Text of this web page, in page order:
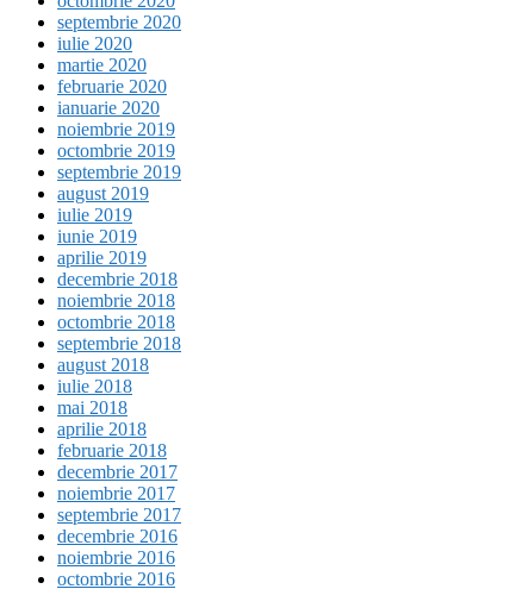
septembrie 2020
iulie 2020
martie 2020
februarie 2020
ianuarie 2020
noiembrie 2019
octombrie 2019
septembrie 2019
august 2019
iulie 2019
iunie 2019
aprilie 2019
decembrie 2018
noiembrie 2018
octombrie 2018
septembrie 2018
august 2018
iulie 2018
mai 2018
aprilie 2018
februarie 2018
decembrie 2017
noiembrie 2017
septembrie 2017
decembrie 2016
noiembrie 2016
octombrie 2016